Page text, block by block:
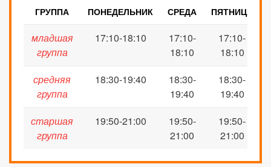
ГРУППА ПОНЕДЕЛЬНИК СРЕДА ПЯТНИЦА
младшая
группа
17:10-18:10 17:10-
18:10
17:10-
18:10
средняя
группа
18:30-19:40
18:30-
19:40
18:30-
19:40
старшая
группа
19:50-21:00 19:50-
21:00
19:50-
21:00